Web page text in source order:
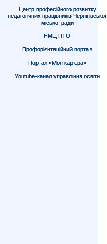
Центр професійного розвитку
педагогічних працівників Чернігівської
міської ради
НМЦ ПТО
Профорієнтаційний портал
Портал «Моя кар’єра»
Youtube-канал управління освіти